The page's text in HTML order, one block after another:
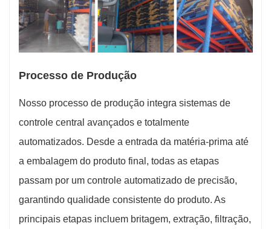
Processo de Produção
Nosso processo de produção integra sistemas de
controle central avançados e totalmente
automatizados. Desde a entrada da matéria-prima até
a embalagem do produto final, todas as etapas
passam por um controle automatizado de precisão,
garantindo qualidade consistente do produto. As
principais etapas incluem britagem, extração, filtração,